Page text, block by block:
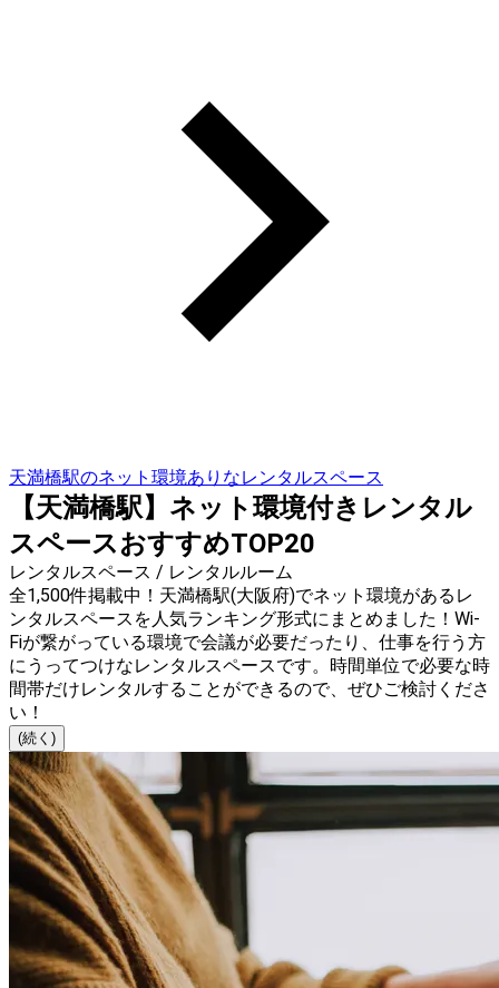
天満橋駅のネット環境ありなレンタルスペース
【天満橋駅】ネット環境付きレンタル
スペースおすすめTOP20
レンタルスペース / レンタルルーム
全1,500件掲載中！天満橋駅(大阪府)でネット環境があるレ
ンタルスペースを人気ランキング形式にまとめました！Wi-
Fiが繋がっている環境で会議が必要だったり、仕事を行う方
にうってつけなレンタルスペースです。時間単位で必要な時
間帯だけレンタルすることができるので、ぜひご検討くださ
い！
(続く)